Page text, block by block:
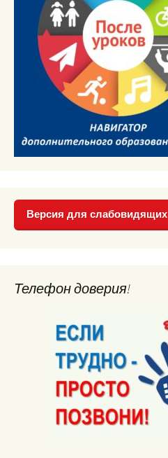
Версия для слабовидящих
Телефон доверия!